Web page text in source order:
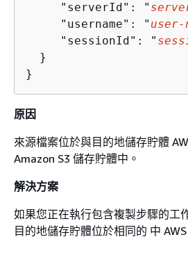
     "serverId": "
     "username": "
user-
     "sessionId": "
  }
}
原因
來源檔案位於與目的地儲存貯體
Amazon S3 儲存貯體中。
解決方案
如果您正在執行包含複製步驟的工
目的地儲存貯體位於相同的 中 AWS